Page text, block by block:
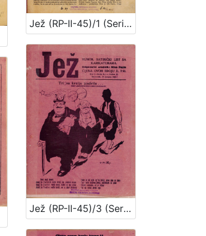
Jež (RP-II-45)/1 (Serija II)
Jež (RP-II-45)/3 (Serija II)